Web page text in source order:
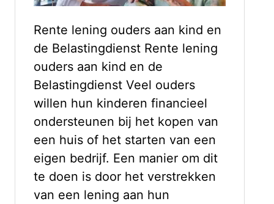
Rente lening ouders aan kind en
de Belastingdienst Rente lening
ouders aan kind en de
Belastingdienst Veel ouders
willen hun kinderen financieel
ondersteunen bij het kopen van
een huis of het starten van een
eigen bedrijf. Een manier om dit
te doen is door het verstrekken
van een lening aan hun